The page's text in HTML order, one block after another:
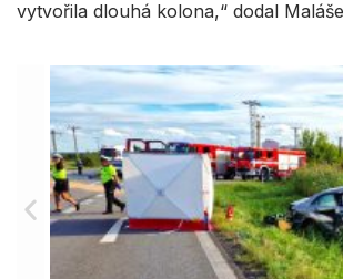
vytvořila dlouhá kolona,“ dodal